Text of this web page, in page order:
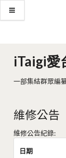
iTaigi愛
一部集結群眾編
維修公告
維修公告紀錄:
日期